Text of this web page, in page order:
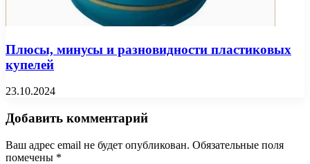
Плюсы, минусы и разновидности пластиковых
купелей
23.10.2024
Добавить комментарий
Ваш адрес email не будет опубликован. Обязательные поля
помечены *